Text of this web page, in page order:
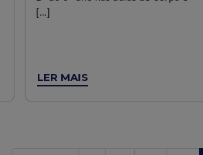
[…]
LER MAIS